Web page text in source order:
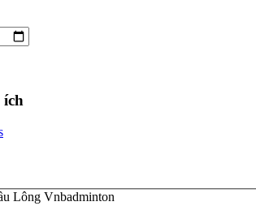
Lông Vnbadminton